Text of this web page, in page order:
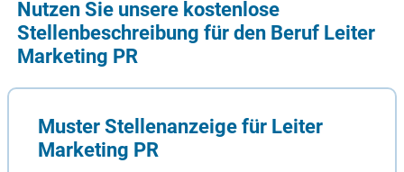
Nutzen Sie unsere kostenlose
Stellenbeschreibung für den Beruf Leiter
Marketing PR
Muster Stellenanzeige für Leiter
Marketing PR